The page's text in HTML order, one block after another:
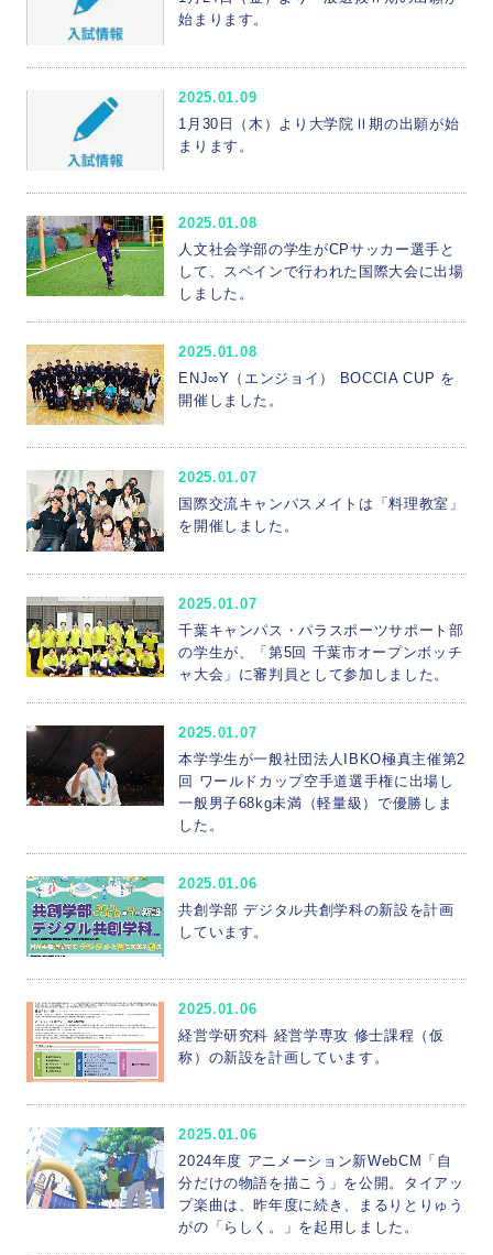
始まります。
2025.01.09
1月30日（木）より大学院Ⅱ期の出願が始
まります。
2025.01.08
人文社会学部の学生がCPサッカー選手と
して、スペインで行われた国際大会に出場
しました。
2025.01.08
ENJ∞Y（エンジョイ） BOCCIA CUP を
開催しました。
2025.01.07
国際交流キャンパスメイトは「料理教室」
を開催しました。
2025.01.07
千葉キャンパス・パラスポーツサポート部
の学生が、「第5回 千葉市オープンボッチ
ャ大会」に審判員として参加しました。
2025.01.07
本学学生が一般社団法人IBKO極真主催第2
回 ワールドカップ空手道選手権に出場し
一般男子68kg未満（軽量級）で優勝しま
した。
2025.01.06
共創学部 デジタル共創学科の新設を計画
しています。
2025.01.06
経営学研究科 経営学専攻 修士課程（仮
称）の新設を計画しています。
2025.01.06
2024年度 アニメーション新WebCM「自
分だけの物語を描こう」を公開。タイアッ
プ楽曲は、昨年度に続き、まるりとりゅう
がの「らしく。」を起用しました。